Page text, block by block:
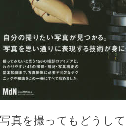
写真を撮ってもどうし